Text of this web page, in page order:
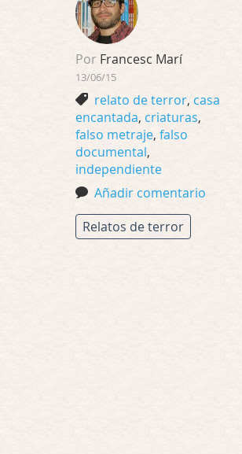
Por Francesc Marí
13/06/15
relato de terror, casa
encantada, criaturas,
falso metraje, falso
documental,
independiente
Añadir comentario
Relatos de terror